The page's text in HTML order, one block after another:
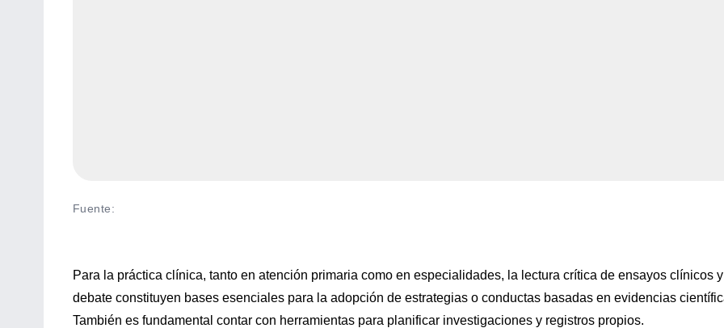
Fuente:
Para la práctica clínica, tanto en atención primaria como en especialidades, la lectura crítica de ensayos clínicos
debate constituyen bases esenciales para la adopción de estrategias o conductas basadas en evidencias
También es fundamental contar con herramientas para planificar investigaciones y registros propios.